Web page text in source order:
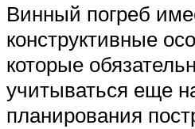
Винный погреб
конструктивные
которые
учитываться еще
планирования